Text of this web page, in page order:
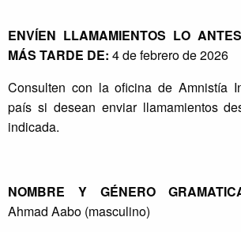
ENVÍEN LLAMAMIENTOS LO
MÁS TARDE DE: 4 de febrero de 2026
Consulten con la oficina de Amnistía
país si desean enviar llamamientos
indicada.
NOMBRE Y GÉNERO
Ahmad Aabo (masculino)